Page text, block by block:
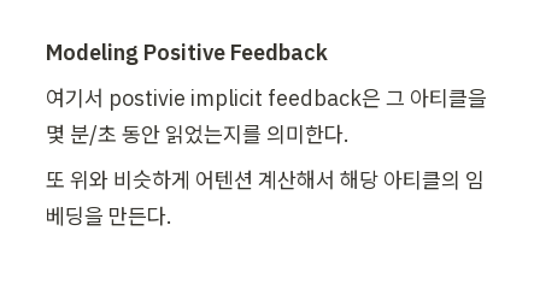
Modeling Positive Feedback
여기서 postivie implicit feedback은 그 아티클을
몇 분/초 동안 읽었는지를 의미한다.
또 위와 비슷하게 어텐션 계산해서 해당 아티클의 임
베딩을 만든다.